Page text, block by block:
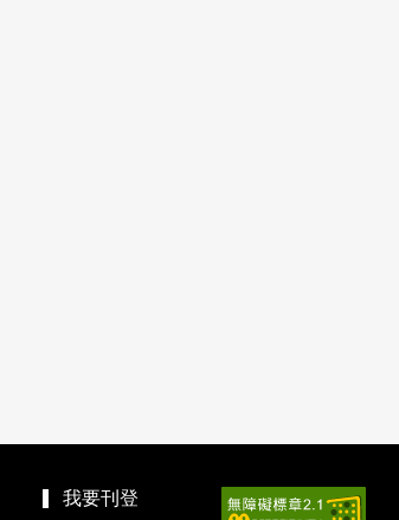
我要刊登